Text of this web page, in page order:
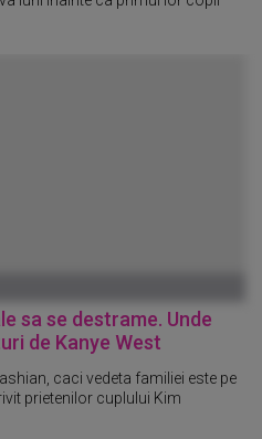
sa se destrame. Unde
de Kanye West
caci vedeta familiei este pe
prietenilor cuplului Kim